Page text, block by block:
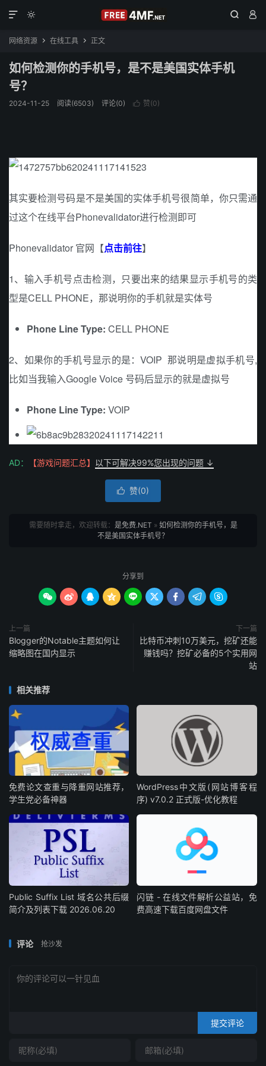
  

网络资源  在线工具  正文
如何检测你的手机号，是不是美国实体手机
号？
2024-11-25 阅读(6503) 评论(0)  赞(0)
其实要检测号码是不是美国的实体手机号很简单，你只需通
过这个在线平台Phonevalidator进行检测即可
Phonevalidator 官网【点击前往】
1、输入手机号点击检测，只要出来的结果显示手机号的类
型是CELL PHONE，那说明你的手机就是实体号
Phone Line Type: CELL PHONE
2、如果你的手机号显示的是：VOIP 那说明是虚拟手机号,
比如当我输入Google Voice 号码后显示的就是虚拟号
Phone Line Type: VOIP
AD： 【游戏问题汇总】 以下可解决99%您出现的问题 ↓
 赞(0)
需要随时拿走，欢迎转载： 是免费.NET » 如何检测你的手机号，是
不是美国实体手机号？
分享到
        
上一篇
Blogger的Notable主题如何让
缩略图在国内显示
下一篇
比特币冲刺10万美元，挖矿还能
赚钱吗？挖矿必备的5个实用网
站
相关推荐
免费论文查重与降重网站推荐，
学生党必备神器
WordPress中文版(网站博客程
序) v7.0.2 正式版-优化教程
Public Suffix List 域名公共后缀
简介及列表下载 2026.06.20
闪链 - 在线文件解析公益站，免
费高速下载百度网盘文件
评论 抢沙发
提交评论